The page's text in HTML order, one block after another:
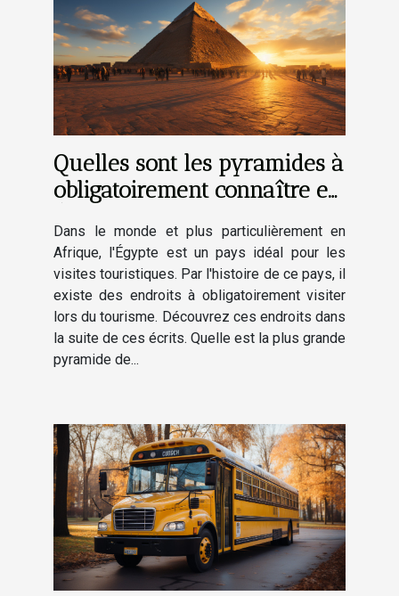
Quelles sont les pyramides à
obligatoirement connaître en
Dans le monde et plus particulièrement en
Afrique, l'Égypte est un pays idéal pour les
visites touristiques. Par l'histoire de ce pays, il
existe des endroits à obligatoirement visiter
lors du tourisme. Découvrez ces endroits dans
la suite de ces écrits. Quelle est la plus grande
pyramide de...